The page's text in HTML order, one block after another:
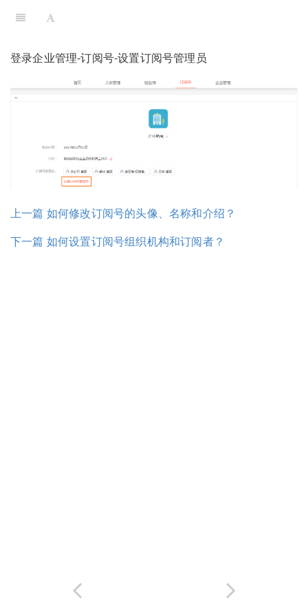
登录企业管理-订阅号-设置订阅号管理员
上一篇 如何修改订阅号的头像、名称和介绍？
下一篇 如何设置订阅号组织机构和订阅者？